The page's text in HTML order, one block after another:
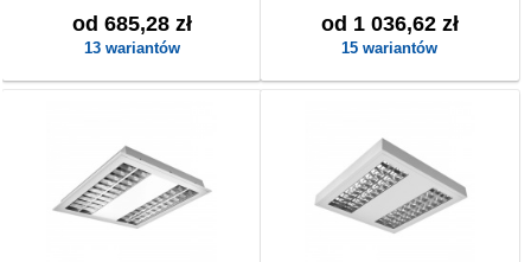
od 685,28 zł
13 wariantów
od 1 036,62 zł
15 wariantów